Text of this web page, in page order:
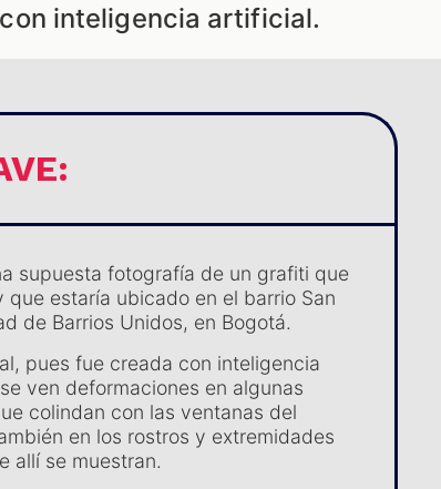
inteligencia artificial.
supuesta fotografía de un grafiti que
que estaría ubicado en el barrio San
de Barrios Unidos, en Bogotá.
pues fue creada con inteligencia
ven deformaciones en algunas
colindan con las ventanas del
en los rostros y extremidades
allí se muestran.